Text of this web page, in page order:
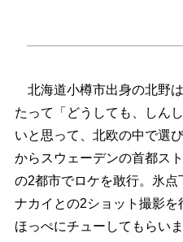
北海道小樽市出身の北野
たって「どうしても、しん
いと思って、北欧の中で選
からスウェーデンの首都ス
の2都市でロケを敢行。氷点
ナカイとの2ショット撮影
ほっぺにチューしてもらい